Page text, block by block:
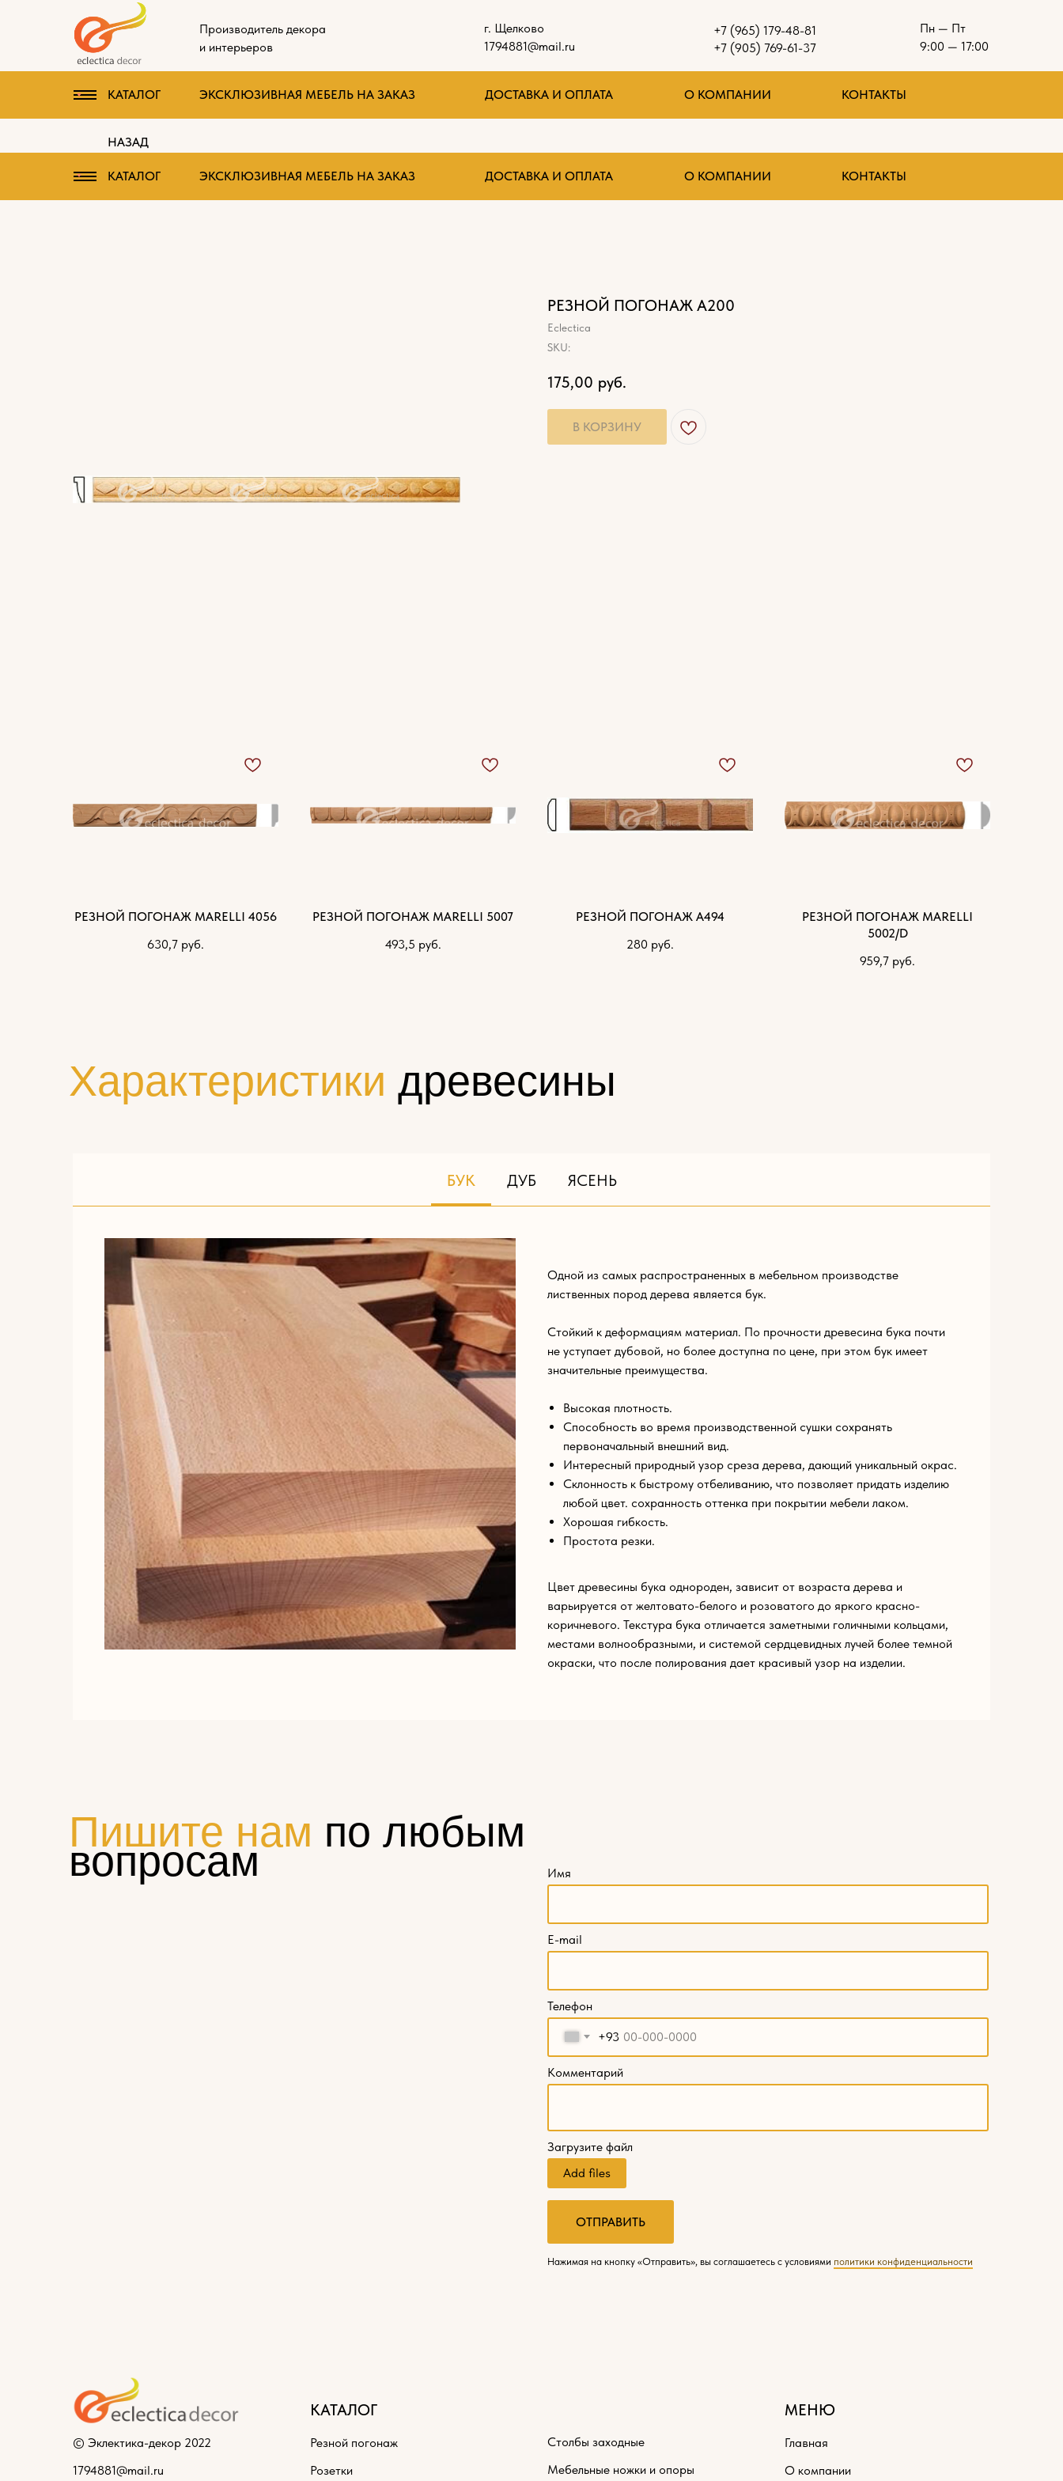
Производитель декора
и интерьеров
КАТАЛОГ ЭКСКЛЮЗИВНАЯ МЕБЕЛЬ НА ЗАКАЗ ДОСТАВКА И ОПЛАТА О КОМПАНИИ КОНТАКТЫ
г. Щелково
Пн — Пт
9:00 — 17:00
НАЗАД
1794881@mail.ru +7 (905) 769-61-37
+7 (965) 179-48-81
КАТАЛОГ ЭКСКЛЮЗИВНАЯ МЕБЕЛЬ НА ЗАКАЗ ДОСТАВКА И ОПЛАТА О КОМПАНИИ КОНТАКТЫ
РЕЗНОЙ ПОГОНАЖ А200
Eclectica
SKU:
175,00 руб.
В КОРЗИНУ
РЕЗНОЙ ПОГОНАЖ MARELLI 4056
630,7 руб.
РЕЗНОЙ ПОГОНАЖ MARELLI 5007
493,5 руб.
РЕЗНОЙ ПОГОНАЖ А494
280 руб.
РЕЗНОЙ ПОГОНАЖ MARELLI
5002/D
959,7 руб.
Характеристики древесины
БУК ДУБ ЯСЕНЬ
Одной из самых распространенных в мебельном производстве
лиственных пород дерева является бук.
Стойкий к деформациям материал. По прочности древесина бука почти
не уступает дубовой, но более доступна по цене, при этом бук имеет
значительные преимущества.
Высокая плотность.
Способность во время производственной сушки сохранять
первоначальный внешний вид.
Интересный природный узор среза дерева, дающий уникальный окрас.
Склонность к быстрому отбеливанию, что позволяет придать изделию
любой цвет. сохранность оттенка при покрытии мебели лаком.
Хорошая гибкость.
Простота резки.
Цвет древесины бука однороден, зависит от возраста дерева и
варьируется от желтовато-белого и розоватого до яркого красно-
коричневого. Текстура бука отличается заметными голичными кольцами,
местами волнообразными, и системой сердцевидных лучей более темной
окраски, что после полирования дает красивый узор на изделии.
Пишите нам по любым
вопросам Имя
E-mail
Телефон
+93
Комментарий
Загрузите файл
Add files
ОТПРАВИТЬ
Нажимая на кнопку «Отправить», вы соглашаетесь с условиями политики конфиденциальности
© Эклектика-декор 2022
Главная
О компании
Мебельные ножки и опоры
Розетки
Столбы заходные
Резной погонаж
1794881@mail.ru
МЕНЮ
КАТАЛОГ